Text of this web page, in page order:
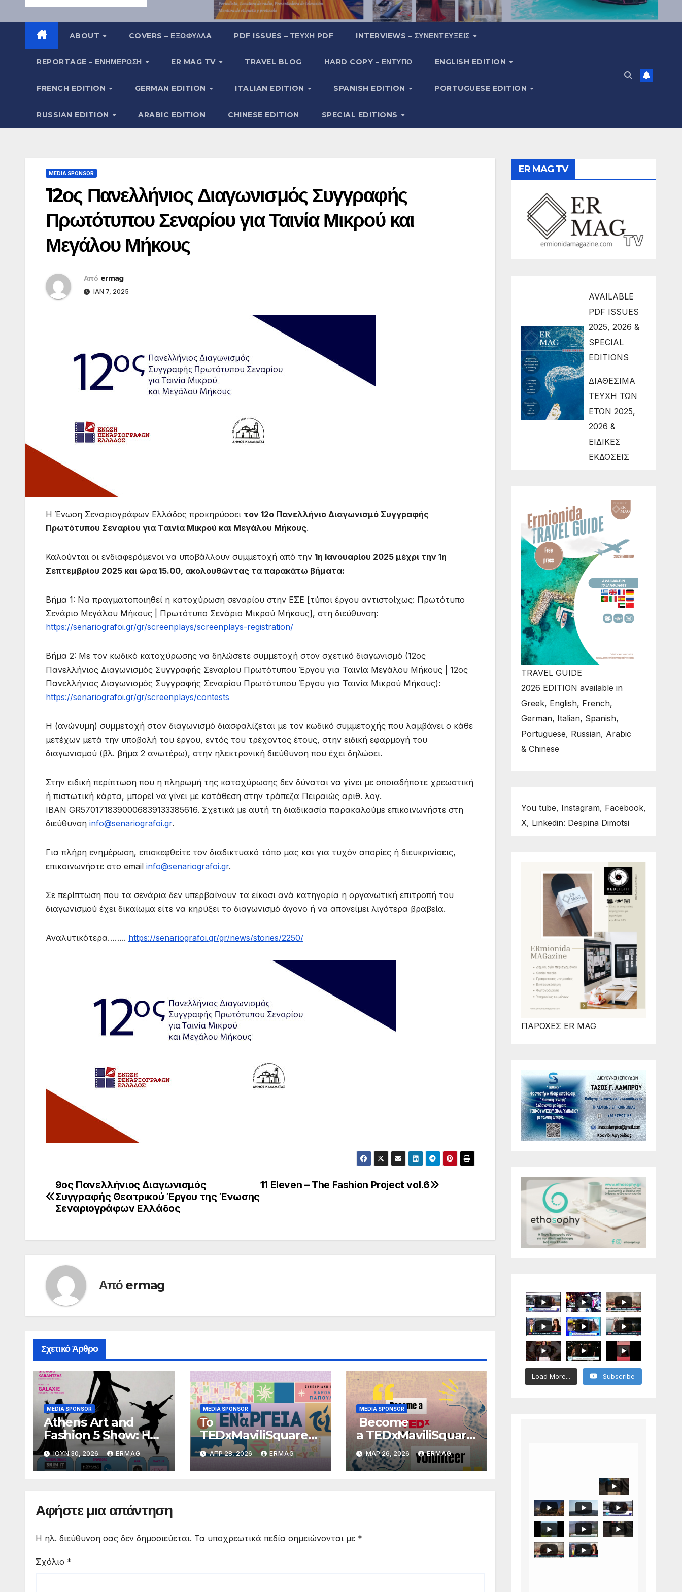
ABOUT COVERS – ΕΞΩΦΥΛΛA PDF ISSUES – ΤΕΎΧΗ PDF INTERVIEWS – ΣΥΝΕΝΤΕΎΞΕΙΣ
REPORTAGE – EΝΗΜΈΡΩΣΗ ER MAG TV TRAVEL BLOG HARD COPY – ΈΝΤΥΠΟ ENGLISH EDITION
FRENCH EDITION GERMAN EDITION ITALIAN EDITION SPANISH EDITION PORTUGUESE EDITION
RUSSIAN EDITION ARABIC EDITION CHINESE EDITION SPECIAL EDITIONS
MEDIA SPONSOR
12ος Πανελλήνιος Διαγωνισμός Συγγραφής
Πρωτότυπου Σεναρίου για Ταινία Μικρού και
Μεγάλου Μήκους
Από ermag
ΙΑΝ 7, 2025
Η Ένωση Σεναριογράφων Ελλάδος προκηρύσσει τον 12ο Πανελλήνιο Διαγωνισμό Συγγραφής
Πρωτότυπου Σεναρίου για Ταινία Μικρού και Μεγάλου Μήκους.
Καλούνται οι ενδιαφερόμενοι να υποβάλλουν συμμετοχή από την 1η Ιανουαρίου 2025 μέχρι την 1η
Σεπτεμβρίου 2025 και ώρα 15.00, ακολουθώντας τα παρακάτω βήματα:
Βήμα 1: Να πραγματοποιηθεί η κατοχύρωση σεναρίου στην ΕΣΕ [τύποι έργου αντιστοίχως: Πρωτότυπο
Σενάριο Μεγάλου Μήκους | Πρωτότυπο Σενάριο Μικρού Μήκους], στη διεύθυνση:
https://senariografoi.gr/gr/screenplays/screenplays-registration/
Βήμα 2: Με τον κωδικό κατοχύρωσης να δηλώσετε συμμετοχή στον σχετικό διαγωνισμό (12ος
Πανελλήνιος Διαγωνισμός Συγγραφής Σεναρίου Πρωτότυπου Έργου για Ταινία Μεγάλου Μήκους | 12ος
Πανελλήνιος Διαγωνισμός Συγγραφής Σεναρίου Πρωτότυπου Έργου για Ταινία Μικρού Μήκους):
https://senariografoi.gr/gr/screenplays/contests
Η (ανώνυμη) συμμετοχή στον διαγωνισμό διασφαλίζεται με τον κωδικό συμμετοχής που λαμβάνει ο κάθε
μετέχων μετά την υποβολή του έργου, εντός του τρέχοντος έτους, στην ειδική εφαρμογή του
διαγωνισμού (βλ. βήμα 2 ανωτέρω), στην ηλεκτρονική διεύθυνση που έχει δηλώσει.
Στην ειδική περίπτωση που η πληρωμή της κατοχύρωσης δεν δύναται να γίνει με οποιαδήποτε χρεωστική
ή πιστωτική κάρτα, μπορεί να γίνει με κατάθεση στην τράπεζα Πειραιώς αριθ. λογ.
IBAN GR5701718390006839133385616. Σχετικά με αυτή τη διαδικασία παρακαλούμε επικοινωνήστε στη
διεύθυνση info@senariografoi.gr.
Για πλήρη ενημέρωση, επισκεφθείτε τον διαδικτυακό τόπο μας και για τυχόν απορίες ή διευκρινίσεις,
επικοινωνήστε στο email info@senariografoi.gr.
Σε περίπτωση που τα σενάρια δεν υπερβαίνουν τα είκοσι ανά κατηγορία η οργανωτική επιτροπή του
διαγωνισμού έχει δικαίωμα είτε να κηρύξει το διαγωνισμό άγονο ή να απονείμει λιγότερα βραβεία.
Αναλυτικότερα…….. https://senariografoi.gr/gr/news/stories/2250/
Πλοήγηση
άρθρων
11 Eleven – The Fashion Project vol.6
9ος Πανελλήνιος Διαγωνισμός
Συγγραφής Θεατρικού Έργου της Ένωσης
Σεναριογράφων Ελλάδος
Από ermag
Σχετικό Άρθρο
MEDIA SPONSOR
Athens Art and
Fashion 5 Show: Η
Μεγάλη Γιορτή της
Τέχνης και της Μόδας
έρχεται στον Πειραιά!
ΙΟΎΝ 30, 2026 ERMAG
MEDIA SPONSOR
Το
TEDxMaviliSquare
επιστρέφει με
ΕΝάΡΓΕΙΑ το Σάββατο
16 Μαΐου 2026, στο
Ιωαννίνων
ΑΠΡ 28, 2026 ERMAG
MEDIA SPONSOR
Become
a TEDxMaviliSquare
volunteer
“Ενάργεια”
ΜΑΡ 26, 2026 ERMAG
Αφήστε μια απάντηση
Η ηλ. διεύθυνση σας δεν δημοσιεύεται. Τα υποχρεωτικά πεδία σημειώνονται με *
Σχόλιο *
ER MAG TV
AVAILABLE
PDF ISSUES
2025, 2026 &
SPECIAL
EDITIONS
ΔΙΑΘΕΣΙΜΑ
ΤΕΥΧΗ ΤΩΝ
ΕΤΩΝ 2025,
2026 &
ΕΙΔΙΚΕΣ
ΕΚΔΟΣΕΙΣ
TRAVEL GUIDE
2026 EDITION available in
Greek, English, French,
German, Italian, Spanish,
Portuguese, Russian, Arabic
& Chinese
You tube, Instagram, Facebook,
X, Linkedin: Despina Dimotsi
ΠΑΡΟΧΕΣ ER MAG
Load More... Subscribe